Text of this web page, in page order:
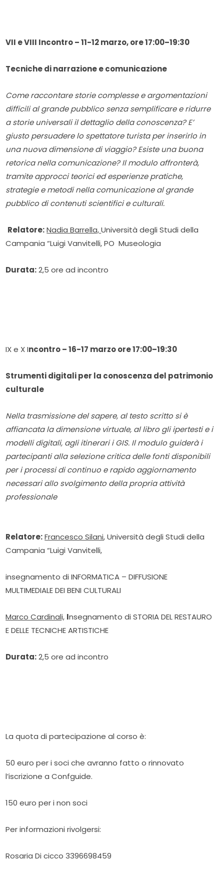
VII e VIII Incontro – 11-12 marzo, ore 17:00–19:30
Tecniche di narrazione e comunicazione
Come raccontare storie complesse e argomentazioni
difficili al grande pubblico senza semplificare e ridurre
a storie universali il dettaglio della conoscenza? E’
giusto persuadere lo spettatore turista per inserirlo in
una nuova dimensione di viaggio? Esiste una buona
retorica nella comunicazione? Il modulo affronterà,
tramite approcci teorici ed esperienze pratiche,
strategie e metodi nella comunicazione al grande
pubblico di contenuti scientifici e culturali.
Relatore: Nadia Barrella,Università degli Studi della
Campania “Luigi Vanvitelli, PO Museologia
Durata:2,5 ore ad incontro
IX e X Incontro – 16-17 marzo ore 17:00–19:30
Strumenti digitali per la conoscenza del patrimonio
culturale
Nella trasmissione del sapere, al testo scritto si è
affiancata la dimensione virtuale, al libro gli ipertesti e i
modelli digitali, agli itinerari i GIS. Il modulo guiderà i
partecipanti alla selezione critica delle fonti disponibili
per i processi di continuo e rapido aggiornamento
necessari allo svolgimento della propria attività
professionale
Relatore: Francesco Silani, Università degli Studi della
Campania “Luigi Vanvitelli,
insegnamento di INFORMATICA – DIFFUSIONE
MULTIMEDIALE DEI BENI CULTURALI
Marco Cardinali, Insegnamento di STORIA DEL RESTAURO
E DELLE TECNICHE ARTISTICHE
Durata:2,5 ore ad incontro
La quota di partecipazione al corso è:
50 euro per i soci che avranno fatto o rinnovato
l’iscrizione a Confguide.
150 euro per i non soci
Per informazioni rivolgersi:
Rosaria Di cicco 3396698459